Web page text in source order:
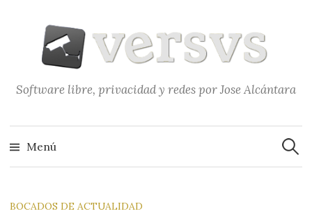
contenido
Software libre, privacidad y redes por Jose Alcántara
Menú
BOCADOS DE ACTUALIDAD